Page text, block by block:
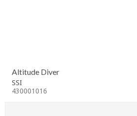
Altitude Diver
SSI
430001016